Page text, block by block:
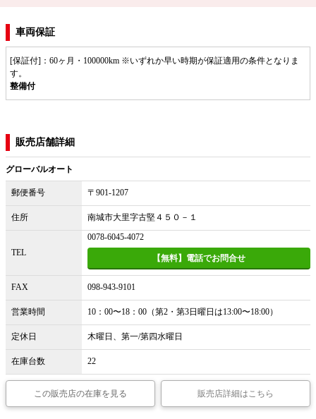
車両保証
[保証付]：60ヶ月・100000km ※いずれか早い時期が保証適用の条件となりま
す。
整備付
販売店舗詳細
グローバルオート
郵便番号 〒901-1207
住所 南城市大里字古堅４５０－１
TEL
0078-6045-4072
【無料】電話でお問合せ
FAX 098-943-9101
営業時間 10：00〜18：00（第2・第3日曜日は13:00〜18:00）
定休日 木曜日、第一/第四水曜日
在庫台数 22
この販売店の在庫を見る 販売店詳細はこちら